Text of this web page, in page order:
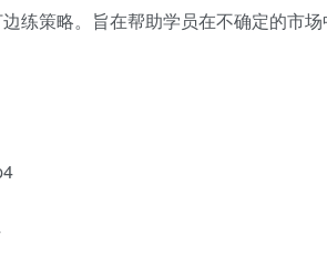
练策略。旨在帮助学员在不确定的市场